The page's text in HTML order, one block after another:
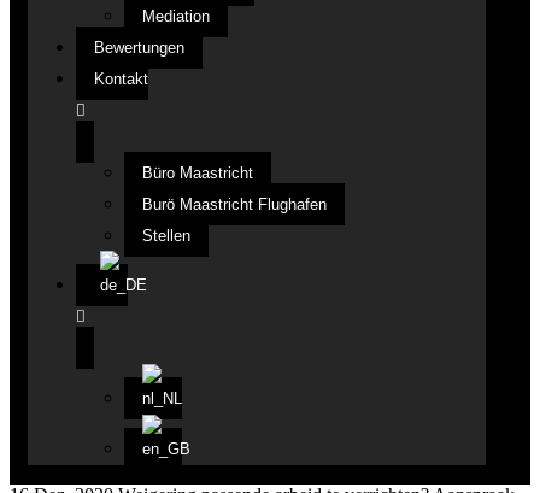
Mediation
Bewertungen
Kontakt
Büro Maastricht
Burö Maastricht Flughafen
Stellen